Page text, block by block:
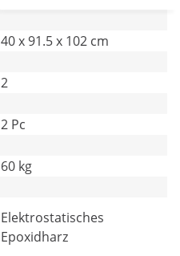
40 x 91.5 x 102 cm
2
2 Pc
60 kg
Elektrostatisches
Epoxidharz